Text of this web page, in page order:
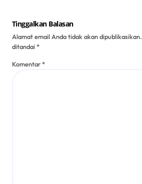
Tinggalkan Balasan
Alamat email Anda tidak akan dipublikasikan.
ditandai*
Komentar*